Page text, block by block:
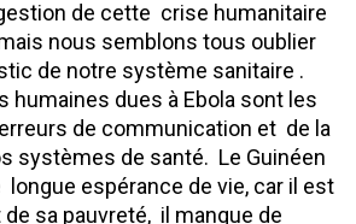
de cette crise humanitaire
nous semblons tous oublier
de notre système sanitaire .
humaines dues à Ebola sont les
de communication et de la
systèmes de santé. Le Guinéen
longue espérance de vie, car il est
sa pauvreté, il manque de